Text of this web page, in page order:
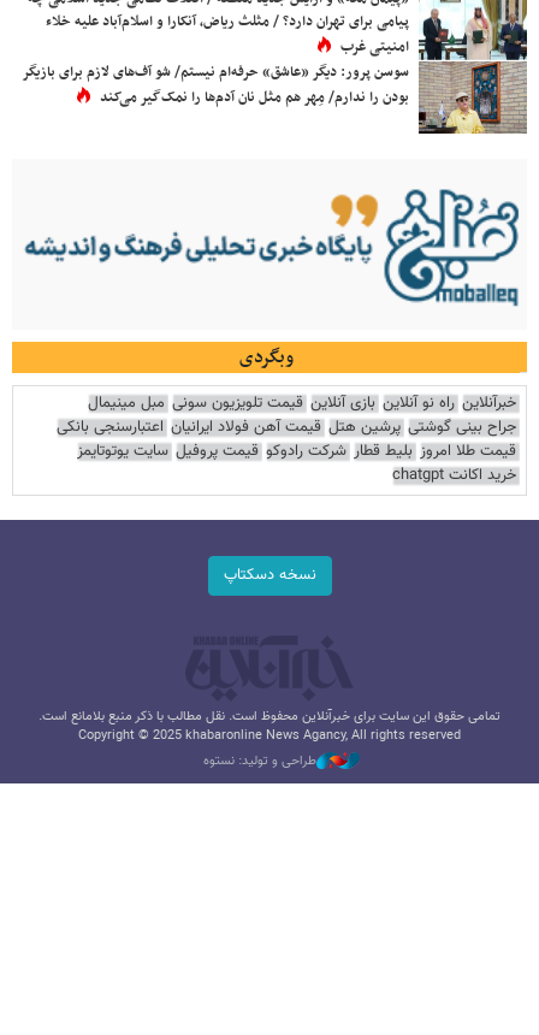
پیامی برای تهران دارد؟ / مثلث ریاض، آنکارا و اسلام‌آباد علیه خلاء
امنیتی غرب
سوسن پرور: دیگر «عاشق» حرفه‌ام نیستم/ شو آف‌های لازم برای بازیگر
بودن را ندارم/ مِهر هم مثل نان آدم‌ها را نمک‌گیر می‌کند
وبگردی
خبرآنلاین راه نو آنلاین بازی آنلاین قیمت تلویزیون سونی مبل مینیمال
جراح بینی گوشتی پرشین هتل قیمت آهن فولاد ایرانیان اعتبارسنجی بانکی
قیمت طلا امروز بلیط قطار شرکت رادوکو قیمت پروفیل سایت یوتوتایمز
خرید اکانت chatgpt
نسخه دسکتاپ
تمامی حقوق این سایت برای خبرآنلاین محفوظ است. نقل مطالب با ذکر منبع بلامانع است.
Copyright © 2025 khabaronline News Agancy, All rights reserved
طراحی و تولید: نستوه